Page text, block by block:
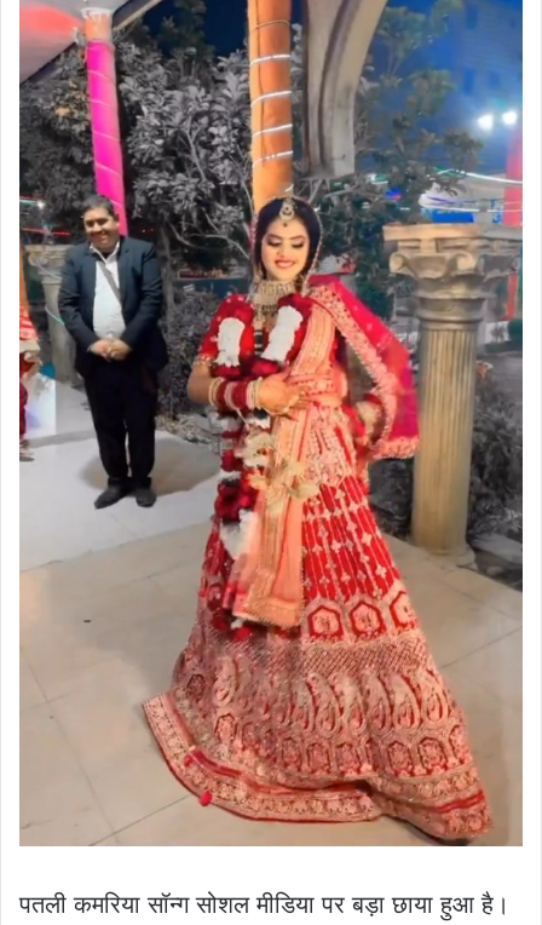
पतली कमरिया सॉन्ग सोशल मीडिया पर बड़ा छाया हुआ है।